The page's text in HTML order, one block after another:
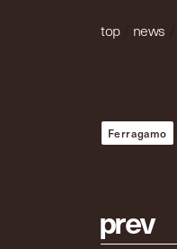
top/ news
Ferragamo
prev